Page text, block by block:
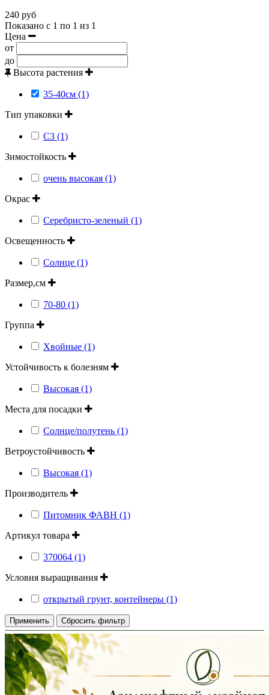
240 руб
Показано с 1 по 1 из 1
Цена
от
до
Высота растения
35-40см (1)
Тип упаковки
С3 (1)
Зимостойкость
очень высокая (1)
Окрас
Серебристо-зеленый (1)
Освещенность
Солнце (1)
Размер,см
70-80 (1)
Группа
Хвойные (1)
Устойчивость к болезням
Высокая (1)
Места для посадки
Солнце/полутень (1)
Ветроустойчивость
Высокая (1)
Производитель
Питомник ФАВН (1)
Артикул товара
370064 (1)
Условия выращивания
открытый грунт, контейнеры (1)
Применить Сбросить фильтр